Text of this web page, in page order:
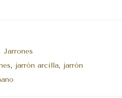
, Jarrones
, jarrón arcilla, jarrón